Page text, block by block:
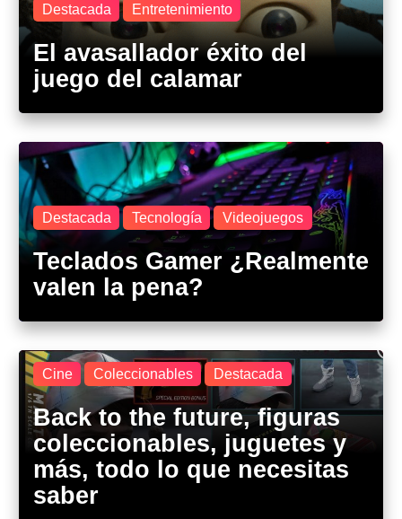
Destacada Entretenimiento
El avasallador éxito del
juego del calamar
Destacada Tecnología Videojuegos
Teclados Gamer ¿Realmente
valen la pena?
Cine Coleccionables Destacada
Back to the future, figuras
coleccionables, juguetes y
más, todo lo que necesitas
saber